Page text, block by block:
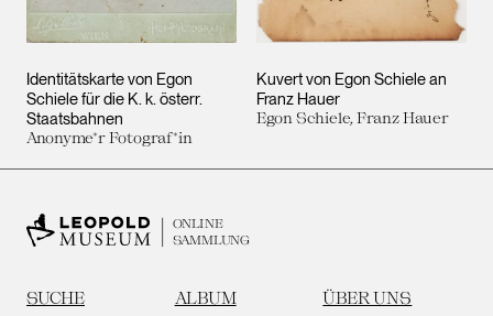
Identitätskarte von Egon
Schiele für die K. k. österr.
Staatsbahnen
Anonyme*r Fotograf*in
Kuvert von Egon Schiele an
Franz Hauer
Egon Schiele, Franz Hauer
ONLINE
SAMMLUNG
SUCHE ALBUM ÜBER UNS